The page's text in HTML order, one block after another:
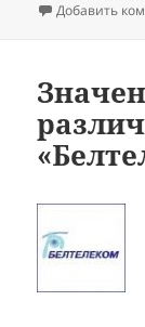
Добавить